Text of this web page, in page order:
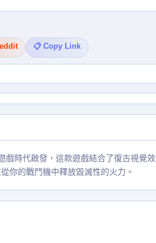
📋 Copy Link
時代啟發，這款遊戲結合了復古視覺
你的戰鬥機中釋放毀滅性的火力。